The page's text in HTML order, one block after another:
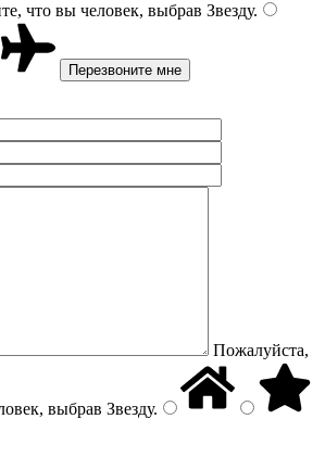
что вы человек, выбрав Звезду.
Пожалуйста,
выбрав Звезду.